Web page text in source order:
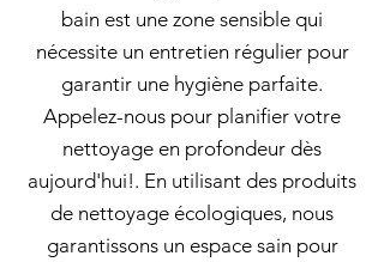
bain est une zone sensible qui
nécessite un entretien régulier pour
garantir une hygiène parfaite.
Appelez-nous pour planifier votre
nettoyage en profondeur dès
aujourd'hui!. En utilisant des produits
de nettoyage écologiques, nous
garantissons un espace sain pour